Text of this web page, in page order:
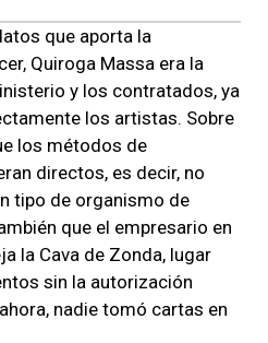
que aporta la
Quiroga Massa era la
y los contratados, ya
los artistas. Sobre
los métodos de
directos, es decir, no
tipo de organismo de
que el empresario en
la Cava de Zonda, lugar
sin la autorización
nadie tomó cartas en